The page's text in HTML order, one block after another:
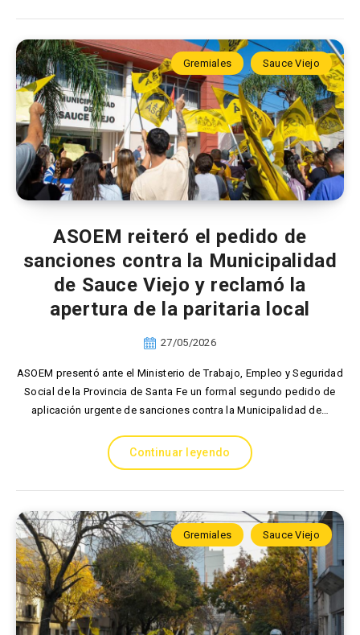
Gremiales Sauce Viejo
ASOEM reiteró el pedido de
sanciones contra la Municipalidad
de Sauce Viejo y reclamó la
apertura de la paritaria local
27/05/2026
ASOEM presentó ante el Ministerio de Trabajo, Empleo y Seguridad
Social de la Provincia de Santa Fe un formal segundo pedido de
aplicación urgente de sanciones contra la Municipalidad de…
Continuar leyendo
Gremiales Sauce Viejo